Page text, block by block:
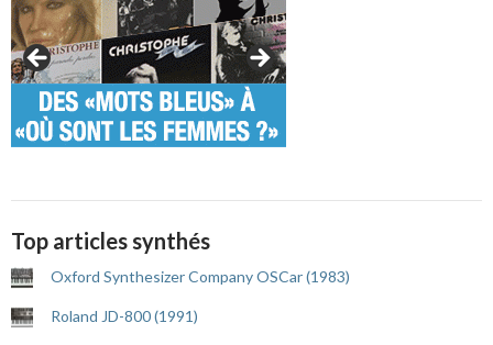
Top articles synthés
Oxford Synthesizer Company OSCar (1983)
Roland JD-800 (1991)